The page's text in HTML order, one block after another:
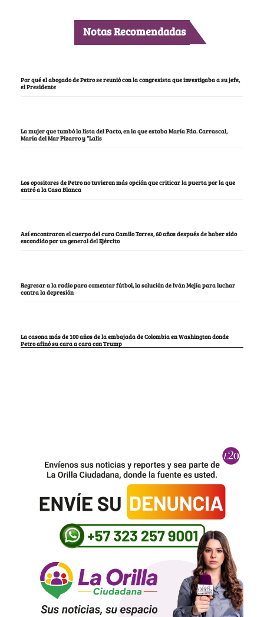
Notas Recomendadas
Por qué el abogado de Petro se reunió con la congresista que investigaba a su jefe,
el Presidente
La mujer que tumbó la lista del Pacto, en la que estaba María Fda. Carrascal,
María del Mar Pizarro y “Lalis
Los opositores de Petro no tuvieron más opción que criticar la puerta por la que
entró a la Casa Blanca
Así encontraron el cuerpo del cura Camilo Torres, 60 años después de haber sido
escondido por un general del Ejército
Regresar a la radio para comentar fútbol, la solución de Iván Mejía para luchar
contra la depresión
La casona más de 100 años de la embajada de Colombia en Washington donde
Petro afinó su cara a cara con Trump